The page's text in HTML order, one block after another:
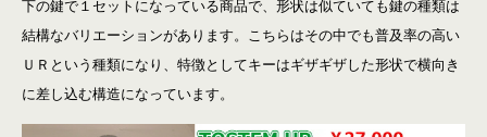
下の鍵で１セットになっている商品で、形状は似ていても鍵の種類は
結構なバリエーションがあります。こちらはその中でも普及率の高い
ＵＲという種類になり、特徴としてキーはギザギザした形状で横向き
に差し込む構造になっています。